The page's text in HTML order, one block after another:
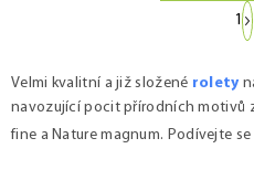
Ovládací
t
1
Velmi kvalitní a již složené rolety
navozující pocit přírodních motivů
fine a Nature magnum. Podívejte se